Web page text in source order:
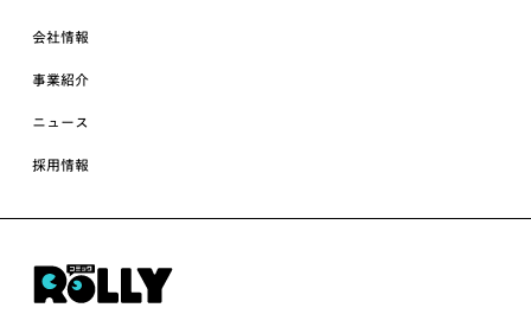
会社情報
事業紹介
ニュース
採用情報